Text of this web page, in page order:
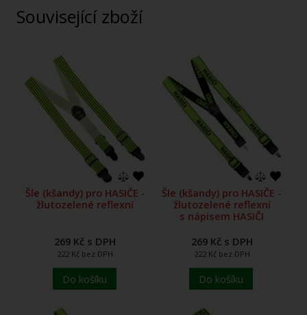
Související zboží
Šle (kšandy) pro HASIČE -
žlutozelené reflexní
269 Kč s DPH
222 Kč bez DPH
Do košíku
Šle (kšandy) pro HASIČE -
žlutozelené reflexní
s nápisem HASIČI
269 Kč s DPH
222 Kč bez DPH
Do košíku